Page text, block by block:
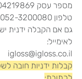
מספר עסק 204219869
טלפון 052-3200080
גם אם הקבלה ידנית
לאימייל:
igloss@igloss.co.il
קבלות ידניות חובה